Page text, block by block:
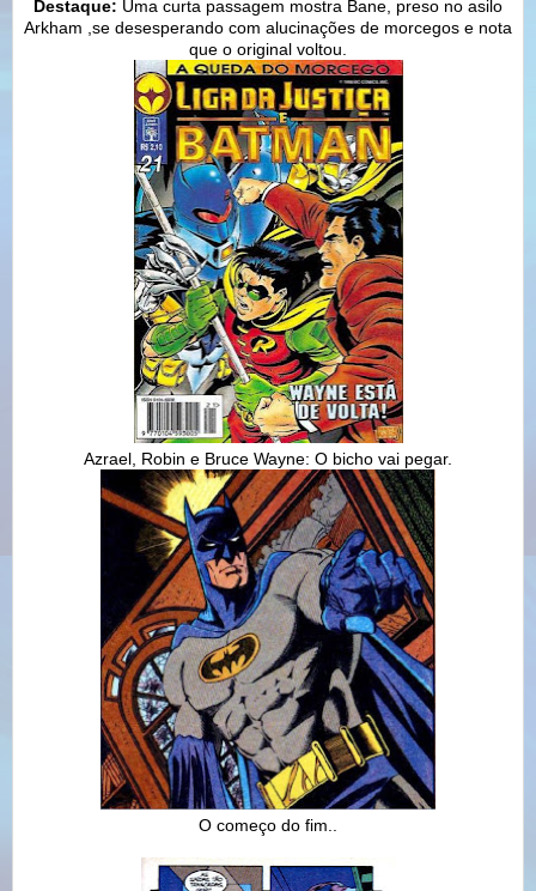
Destaque: Uma curta passagem mostra Bane, preso no asilo
Arkham ,se desesperando com alucinações de morcegos e nota
que o original voltou.
Azrael, Robin e Bruce Wayne: O bicho vai pegar.
O começo do fim..